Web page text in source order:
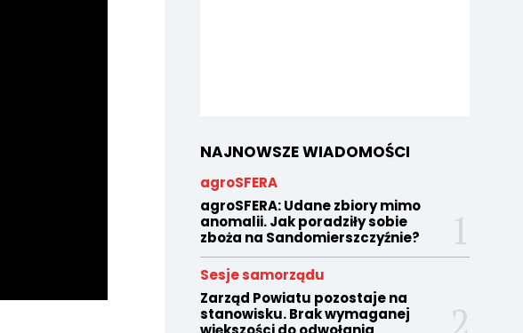
NAJNOWSZE WIADOMOŚCI
agroSFERA
agroSFERA: Udane zbiory mimo
anomalii. Jak poradziły sobie
zboża na Sandomierszczyźnie?
Sesje samorządu
Zarząd Powiatu pozostaje na
stanowisku. Brak wymaganej